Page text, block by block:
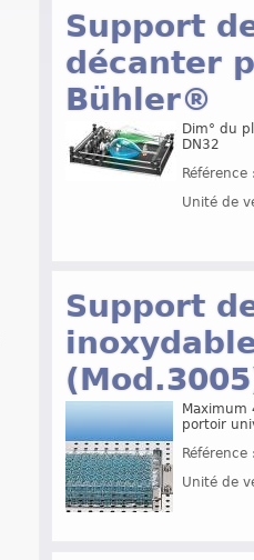
Support
décanter
Bühler®
Dim° du
DN32
Unité de
Support
Maximum
portoir
Unité de